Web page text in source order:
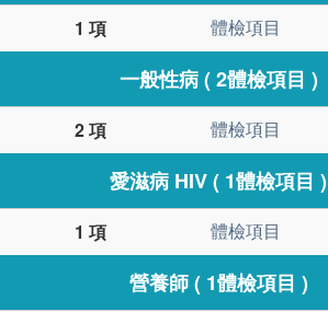
體檢項目
一般性病 ( 2體檢項目 )
體檢項目
愛滋病 HIV ( 1體檢項目 )
體檢項目
營養師 ( 1體檢項目 )
1 項
2 項
1 項